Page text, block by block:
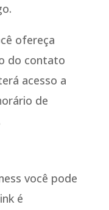
ofereça
do contato
acesso a
de
você pode
é